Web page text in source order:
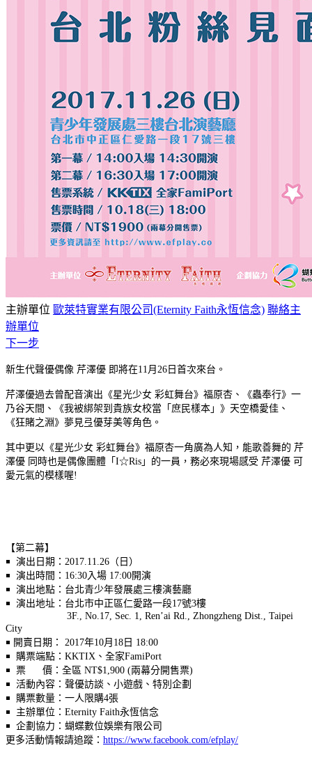
主辦單位 歐萊特實業有限公司(Eternity Faith永恆信念) 聯絡主
辦單位
下一步
新生代聲優偶像 芹澤優 即將在11月26日首次來台。
芹澤優過去曾配音演出《星光少女 彩虹舞台》福原杏、《蟲奉行》一
乃谷天間、《我被綁架到貴族女校當「庶民樣本」》天空橋愛佳、
《狂賭之淵》夢見弖優芽美等角色。
其中更以《星光少女 彩虹舞台》福原杏一角廣為人知，能歌善舞的 芹
澤優 同時也是偶像團體「I☆Ris」的一員，務必來現場感受 芹澤優 可
愛元氣的模樣喔!
【第二幕】
￭ 演出日期：2017.11.26（日）
￭ 演出時間：16:30入場 17:00開演
￭ 演出地點：台北青少年發展處三樓演藝廳
￭ 演出地址：台北市中正區仁愛路一段17號3樓
3F., No.17, Sec. 1, Ren’ai Rd., Zhongzheng Dist., Taipei
City
￭ 開賣日期： 2017年10月18日 18:00
￭ 購票端點：KKTIX、全家FamiPort
￭ 票 價：全區 NT$1,900 (兩幕分開售票)
￭ 活動內容：聲優訪談、小遊戲、特別企劃
￭ 購票數量：一人限購4張
￭ 主辦單位：Eternity Faith永恆信念
￭ 企劃協力：蝴蝶數位娛樂有限公司
更多活動情報請追蹤： https://www.facebook.com/efplay/